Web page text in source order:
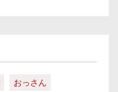
おっさん